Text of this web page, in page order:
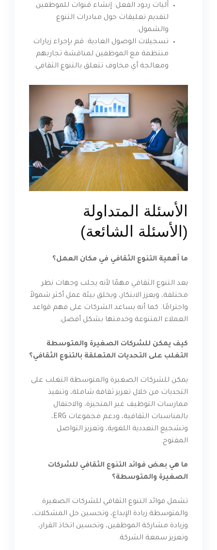
آليات ردود الفعل: إنشاء قنوات للموظفين
لتقديم تعليقات حول مبادرات التنوع
والشمول.
تسجيلات الوصول العادية: قم بإجراء زيارات
منتظمة مع الموظفين لمناقشة تجاربهم
ومعالجة أي مخاوف تتعلق بالتنوع الثقافي.
الأسئلة المتداولة
(الأسئلة الشائعة)
ما أهمية التنوع الثقافي في مكان العمل؟
يعد التنوع الثقافي مهمًا لأنه يجلب وجهات نظر
مختلفة، ويعزز الابتكار، ويخلق بيئة عمل أكثر شمولاً
واحترامًا. كما أنه يساعد الشركات على فهم قواعد
العملاء المتنوعة وخدمتها بشكل أفضل.
كيف يمكن للشركات الصغيرة والمتوسطة
التغلب على التحديات المتعلقة بالتنوع الثقافي؟
يمكن للشركات الصغيرة والمتوسطة التغلب على
التحديات من خلال تعزيز ثقافة شاملة، وتنفيذ
ممارسات التوظيف غير المتحيزة، والاحتفال
بالمناسبات الثقافية، ودعم مجموعات ERG،
وتشجيع التعددية اللغوية، وتعزيز التواصل
المفتوح.
ما هي بعض فوائد التنوع الثقافي للشركات
الصغيرة والمتوسطة؟
تشمل فوائد التنوع الثقافي للشركات الصغيرة
والمتوسطة زيادة الإبداع، وتحسين حل المشكلات،
وزيادة مشاركة الموظفين، وتحسين اتخاذ القرار،
وتعزيز سمعة الشركة.